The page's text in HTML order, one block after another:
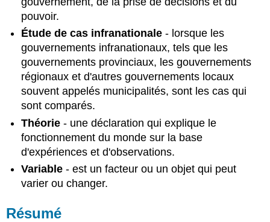
pouvoir.
Étude de cas infranationale - lorsque les
gouvernements infranationaux, tels que les
gouvernements provinciaux, les gouvernements
régionaux et d'autres gouvernements locaux
souvent appelés municipalités, sont les cas qui
sont comparés.
Théorie - une déclaration qui explique le
fonctionnement du monde sur la base
d'expériences et d'observations.
Variable - est un facteur ou un objet qui peut
varier ou changer.
Résumé